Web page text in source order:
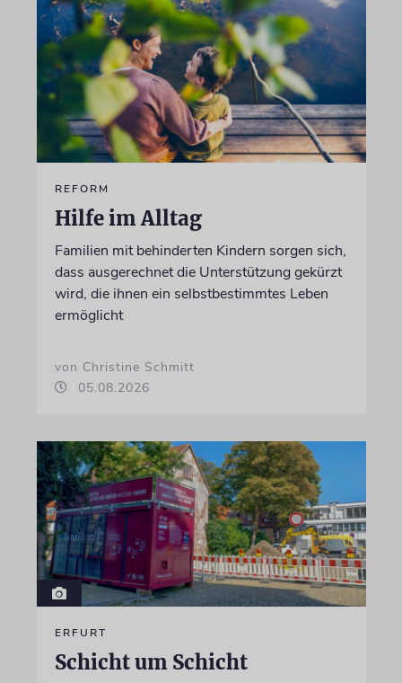
REFORM
Hilfe im Alltag
Familien mit behinderten Kindern sorgen sich,
dass ausgerechnet die Unterstützung gekürzt
wird, die ihnen ein selbstbestimmtes Leben
ermöglicht
von Christine Schmitt
05.08.2026
ERFURT
Schicht um Schicht